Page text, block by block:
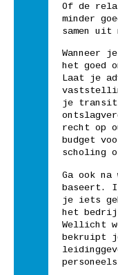
Of de
minder
samen uit
Wanneer
het goed
Laat je
je
recht op
budget
scholing
Ga ook
baseert.
je iets
het
Wellicht
bekruipt